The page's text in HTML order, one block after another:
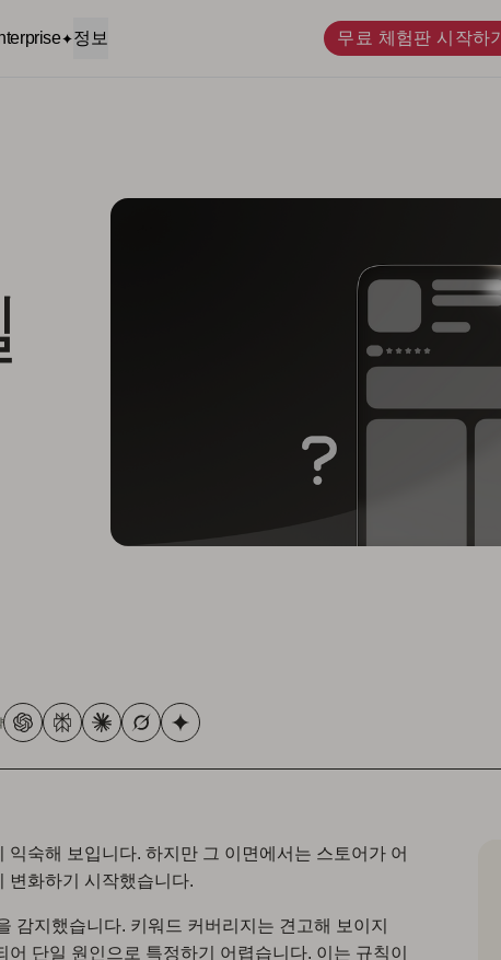
정보 무료 체험판 시작하기
익숙해 보입니다. 하지만 그 이면에서는 스토어가 어
변화하기 시작했습니다.
감지했습니다. 키워드 커버리지는 견고해 보이지
단일 원인으로 특정하기 어렵습니다. 이는 규칙이